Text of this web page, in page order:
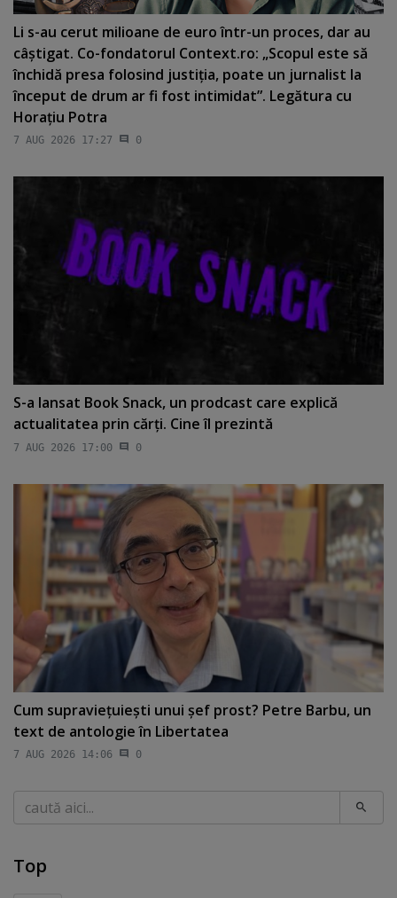
Li s-au cerut milioane de euro într-un proces, dar au
câştigat. Co-fondatorul Context.ro: „Scopul este să
închidă presa folosind justiţia, poate un jurnalist la
început de drum ar fi fost intimidat”. Legătura cu
Horaţiu Potra
7 AUG 2026 17:27 0
S-a lansat Book Snack, un prodcast care explică
actualitatea prin cărţi. Cine îl prezintă
7 AUG 2026 17:00 0
Cum supravieţuieşti unui şef prost? Petre Barbu, un
text de antologie în Libertatea
7 AUG 2026 14:06 0
Caută
Top